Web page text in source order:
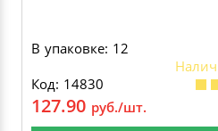
КУРЬЕРСКИЕ И
АВТОХИМИЯ
В упаковке: 12
Код: 14830
127.90 руб./шт.